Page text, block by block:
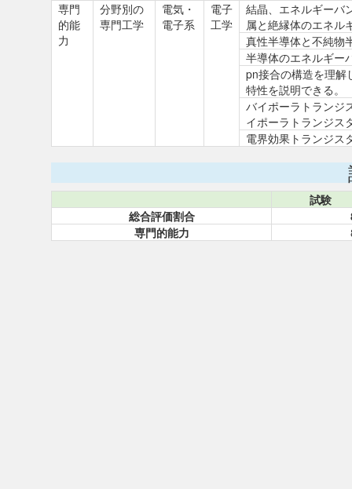
専門
的能
力
分野別の
専門工学
電気・
電子系
電子
工学
結晶、エネルギーバ
属と絶縁体のエネル
真性半導体と不純物
半導体のエネルギー
pn接合の構造を理
特性を説明できる。
バイポーラトランジ
イポーラトランジス
電界効果トランジス
試験
総合評価割合
専門的能力